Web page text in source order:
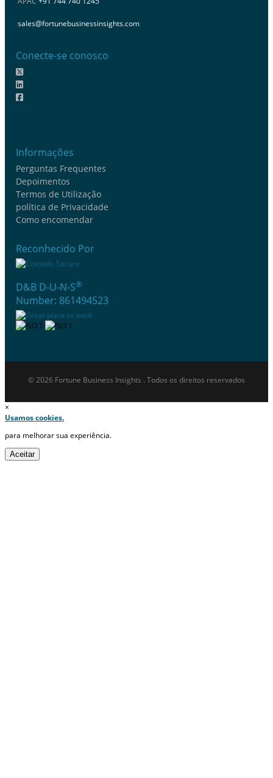
sales@fortunebusinessinsights.com
Conecte-se conosco
Informações
Perguntas Frequentes
Depoimentos
Termos de Utilização
política de Privacidade
Como encomendar
Reconhecido Por
D&B D-U-N-S®
Number: 861494523
© 2026 Fortune Business Insights . Todos os direitos reservados
×
Usamos cookies.
para melhorar sua experiência.
Aceitar